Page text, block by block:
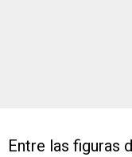
Entre las figuras